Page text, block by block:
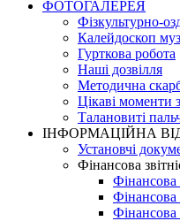
ФОТОГАЛЕРЕЯ
Фізкультурно-
Калейдоскоп
Гурткова робота
Наші дозвілля
Методична
Цікаві моменти
Талановиті
ІНФОРМАЦІЙНА
Установчі
Фінансова
Фінансова
Фінансова
Фінансова